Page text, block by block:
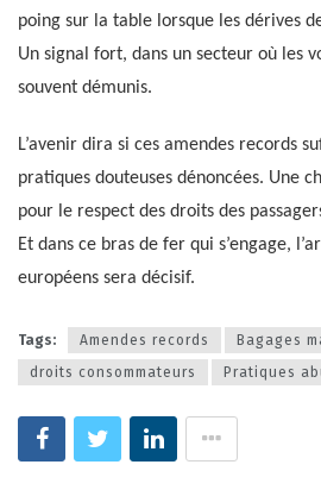
poing sur la table lorsque les dérives
Un signal fort, dans un secteur où les
souvent démunis.
L’avenir dira si ces amendes records
pratiques douteuses dénoncées. Une
pour le respect des droits des
Et dans ce bras de fer qui s’engage,
européens sera décisif.
Tags: Amendes records Bagages
droits consommateurs
Pratiques